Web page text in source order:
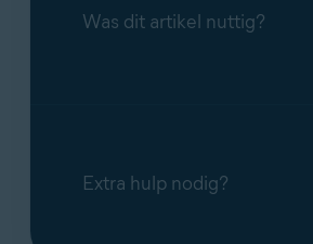
Was dit artikel nuttig?
Extra hulp nodig?